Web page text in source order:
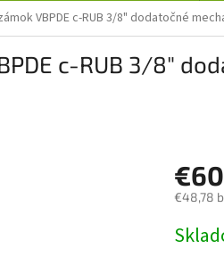
VBPDE c-RUB 3/8" dodatočné
c-RUB 3/8"
€60
€48,78
cena: